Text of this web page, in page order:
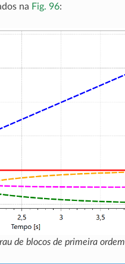
na Fig. 96:
de blocos de primeira ordem